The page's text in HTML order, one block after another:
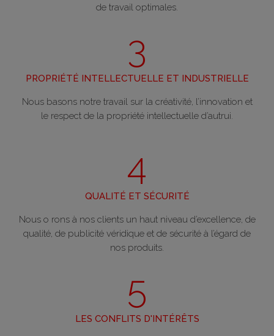
de travail optimales.
3
PROPRIÉTÉ INTELLECTUELLE ET INDUSTRIELLE
Nous basons notre travail sur la créativité, l’innovation et
le respect de la propriété intellectuelle d’autrui.
4
QUALITÉ ET SÉCURITÉ
Nous o rons à nos clients un haut niveau d’excellence, de
qualité, de publicité véridique et de sécurité à l’égard de
nos produits.
5
LES CONFLITS D'INTÉRÊTS